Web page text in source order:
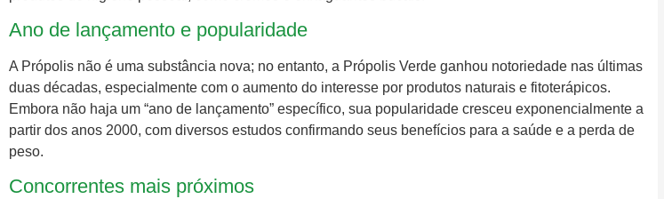
Ano de lançamento e popularidade
A Própolis não é uma substância nova; no entanto, a Própolis Verde ganhou notoriedade nas últimas
duas décadas, especialmente com o aumento do interesse por produtos naturais e fitoterápicos.
Embora não haja um “ano de lançamento” específico, sua popularidade cresceu exponencialmente a
partir dos anos 2000, com diversos estudos confirmando seus benefícios para a saúde e a perda de
peso.
Concorrentes mais próximos